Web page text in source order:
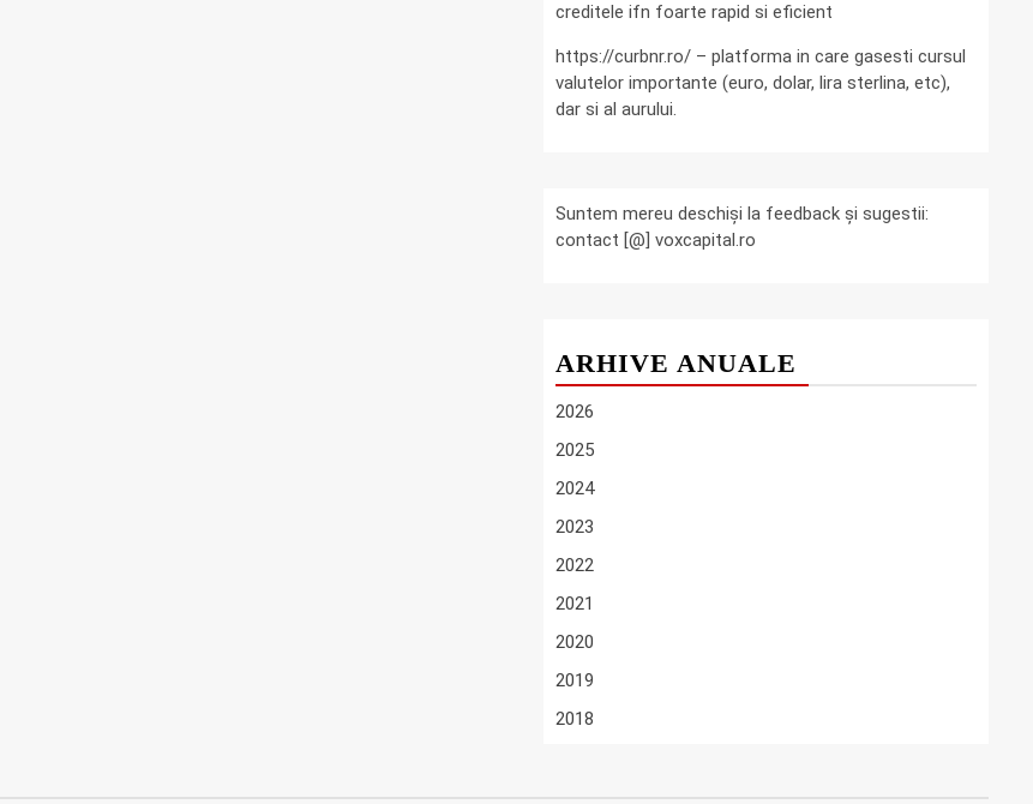
creditele ifn foarte rapid si eficient
https://curbnr.ro/ – platforma in care gasesti cursul
valutelor importante (euro, dolar, lira sterlina, etc),
dar si al aurului.
Suntem mereu deschiși la feedback și sugestii:
contact [@] voxcapital.ro
ARHIVE ANUALE
2026
2025
2024
2023
2022
2021
2020
2019
2018